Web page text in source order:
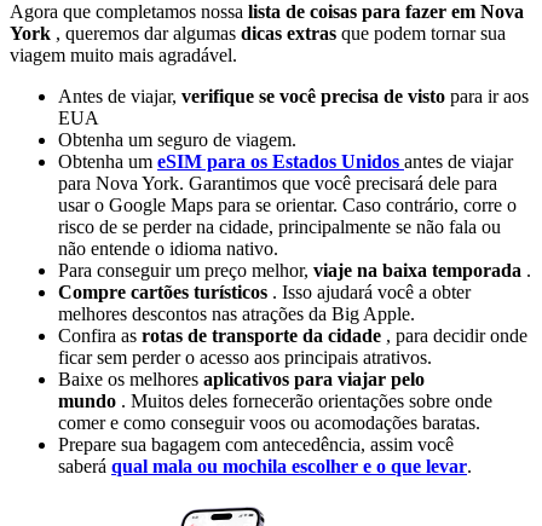
Agora que completamos nossa lista de coisas para fazer em Nova
York , queremos dar algumas dicas extras que podem tornar sua
viagem muito mais agradável.
Antes de viajar, verifique se você precisa de visto para ir aos
EUA
Obtenha um seguro de viagem.
Obtenha um eSIM para os Estados Unidos antes de viajar
para Nova York. Garantimos que você precisará dele para
usar o Google Maps para se orientar. Caso contrário, corre o
risco de se perder na cidade, principalmente se não fala ou
não entende o idioma nativo.
Para conseguir um preço melhor, viaje na baixa temporada .
Compre cartões turísticos . Isso ajudará você a obter
melhores descontos nas atrações da Big Apple.
Confira as rotas de transporte da cidade , para decidir onde
ficar sem perder o acesso aos principais atrativos.
Baixe os melhores aplicativos para viajar pelo
mundo . Muitos deles fornecerão orientações sobre onde
comer e como conseguir voos ou acomodações baratas.
Prepare sua bagagem com antecedência, assim você
saberá qual mala ou mochila escolher e o que levar.